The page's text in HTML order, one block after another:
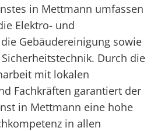
in Mettmann umfassen
Elektro- und
Gebäudereinigung sowie
Durch die
mit lokalen
Fachkräften garantiert der
in Mettmann eine hohe
in allen